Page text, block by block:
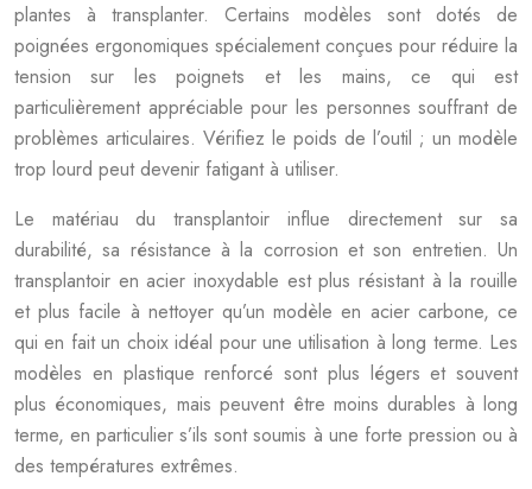
plantes à transplanter. Certains modèles sont dotés de
poignées ergonomiques spécialement conçues pour réduire la
tension sur les poignets et les mains, ce qui est
particulièrement appréciable pour les personnes souffrant de
problèmes articulaires. Vérifiez le poids de l’outil ; un modèle
trop lourd peut devenir fatigant à utiliser.
Le matériau du transplantoir influe directement sur sa
durabilité, sa résistance à la corrosion et son entretien. Un
transplantoir en acier inoxydable est plus résistant à la rouille
et plus facile à nettoyer qu’un modèle en acier carbone, ce
qui en fait un choix idéal pour une utilisation à long terme. Les
modèles en plastique renforcé sont plus légers et souvent
plus économiques, mais peuvent être moins durables à long
terme, en particulier s’ils sont soumis à une forte pression ou à
des températures extrêmes.